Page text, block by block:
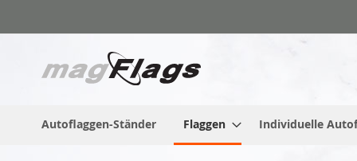
Inhalt
Autoflaggen-Ständer Flaggen Individuelle